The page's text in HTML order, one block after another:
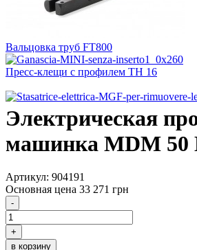
Вальцовка труб FT800
Пресс-клещи с профилем ТН 16
Электрическая
машинка MDM 50
Артикул: 904191
Основная цена 33 271 грн